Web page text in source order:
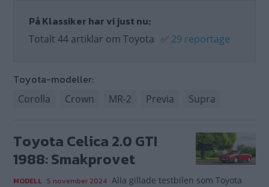
På Klassiker har vi just nu:
Totalt 44 artiklar om Toyota ✅ 29 reportage
Toyota-modeller:
Corolla Crown MR-2 Previa Supra
Toyota Celica 2.0 GTI
1988: Smakprovet
MODELL 5 november 2024 Alla gillade testbilen som Toyota